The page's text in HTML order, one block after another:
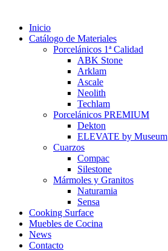
Inicio
Catálogo de Materiales
Porcelánicos 1ª Calidad
ABK Stone
Arklam
Ascale
Neolith
Techlam
Porcelánicos PREMIUM
Dekton
ELEVATE by Museum
Cuarzos
Compac
Silestone
Mármoles y Granitos
Naturamia
Sensa
Cooking Surface
Muebles de Cocina
News
Contacto